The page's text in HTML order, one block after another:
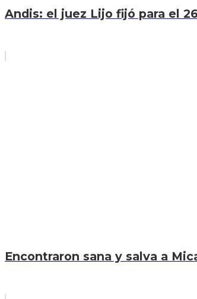
Andis: el juez Lijo fijó para el
Encontraron sana y salva a